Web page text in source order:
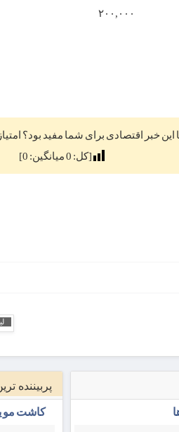
۲۰۰,۰۰۰
این خبر اقتصادی برای شما مفید بود؟
[کل: 0میانگین: 0
]
پربیننده
کاشت مو